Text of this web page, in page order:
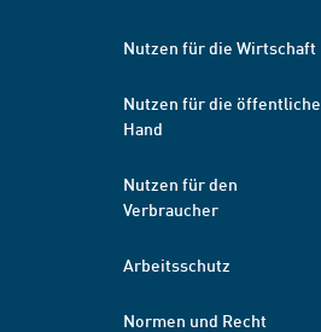
Nutzen für die Wirtschaft
Nutzen für die öffentliche
Hand
Nutzen für den
Verbraucher
Arbeitsschutz
Normen und Recht